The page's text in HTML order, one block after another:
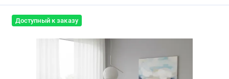
Доступный к заказу